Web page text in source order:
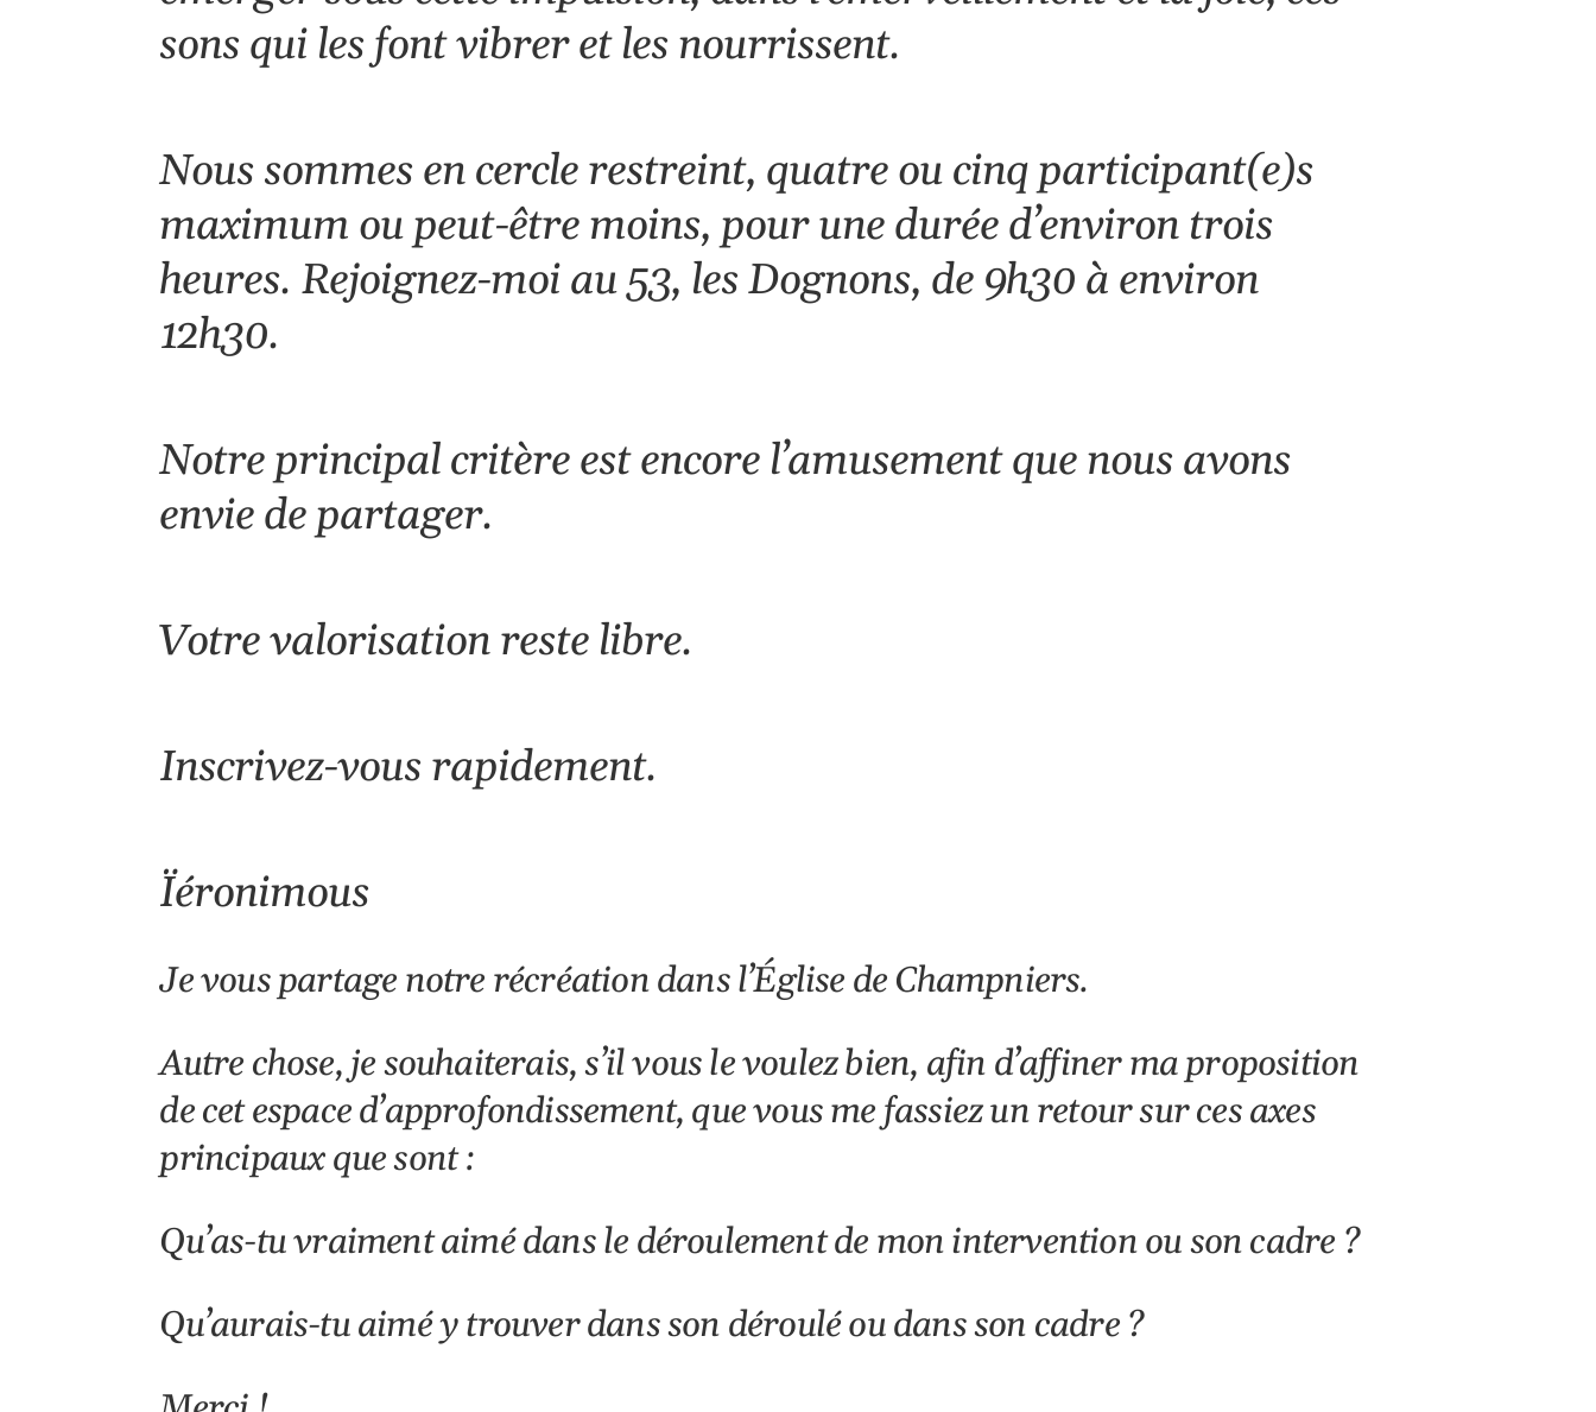
sons qui les font vibrer et les nourrissent.
Nous sommes en cercle restreint, quatre ou cinq participant(e)s
maximum ou peut-être moins, pour une durée d’environ trois
heures. Rejoignez-moi au 53, les Dognons, de 9h30 à environ
12h30.
Notre principal critère est encore l’amusement que nous avons
envie de partager.
Votre valorisation reste libre.
Inscrivez-vous rapidement.
Ïéronimous
Je vous partage notre récréation dans l’Église de Champniers.
Autre chose, je souhaiterais, s’il vous le voulez bien, afin d’affiner ma proposition
de cet espace d’approfondissement, que vous me fassiez un retour sur ces axes
principaux que sont :
Qu’as-tu vraiment aimé dans le déroulement de mon intervention ou son cadre ?
Qu’aurais-tu aimé y trouver dans son déroulé ou dans son cadre ?